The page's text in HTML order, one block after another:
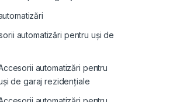
automatizări pentru uși de
automatizări pentru
de garaj rezidențiale